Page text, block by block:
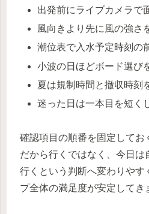
出発前にライブカメラで
風向きより先に風の強さ
潮位表で入水予定時刻の
小波の日ほどボード選び
夏は規制時間と撤収時刻
迷った日は一本目を短く
確認項目の順番を固定してお
だから行くではなく、今日は
行くという判断へ変わりやす
プ全体の満足度が安定してき